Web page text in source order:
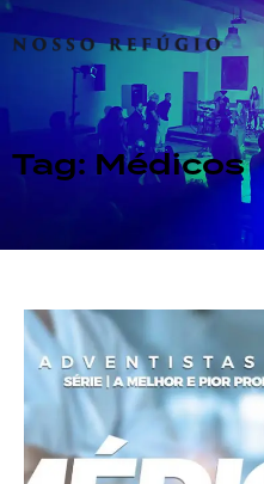
Tag: Médicos